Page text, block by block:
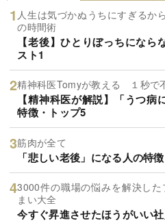
人生は気づかぬうちにすぎるか
の時間術
【老後】ひとりぼっちにな
スト1
精神科医Tomyが教える １秒で
【精神科医が解説】「うつ
特徴・トップ5
筋肉が全て
「悲しい老後」になる人の特
3000件の職場の悩みを解決し
まい大全
今すぐ昇進させたほうがいい